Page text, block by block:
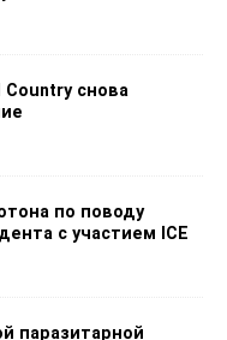
Country снова
по поводу
с участием ICE
паразитарной